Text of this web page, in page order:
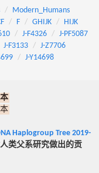
Modern_Humans
F GHIJK
HIJK
J-F4326
J-PF5087
J-F3133
J-Z7706
J-Y14698
Haplogroup Tree 2019-
类父系研究做出的贡